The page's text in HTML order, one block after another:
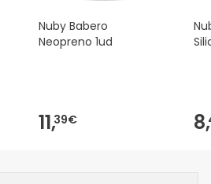
Nuby Babero
Neopreno 1ud
11,39€ 8,